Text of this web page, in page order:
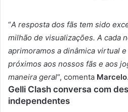
“A resposta dos fãs tem sido
milhão de visualizações. A cada
aprimoramos a dinâmica virtual
próximos aos nossos fãs e aos
maneira geral“, comenta Marcelo.
Gelli Clash conversa com
independentes